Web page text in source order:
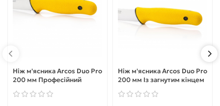
Ніж м'ясника Arcos Duo Pro
200 мм Професійний
Ніж м'ясника Arcos Duo Pro
200 мм Із загнутим кінцем